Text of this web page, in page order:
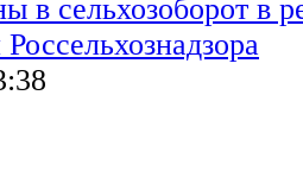
в сельхозоборот в